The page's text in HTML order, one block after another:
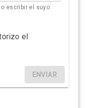
escribir el suyo
el
ENVIAR